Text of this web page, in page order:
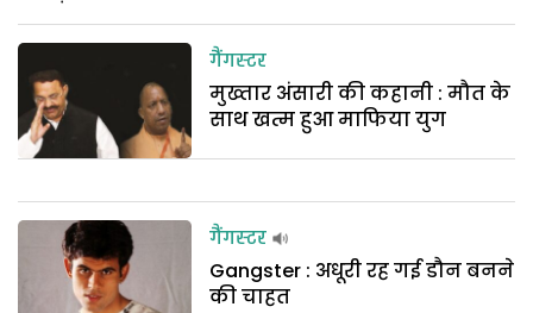
गैंगस्टर
मुख्तार अंसारी की कहानी : मौत के
साथ खत्म हुआ माफिया युग
गैंगस्टर
Gangster : अधूरी रह गई डौन बनने
की चाहत